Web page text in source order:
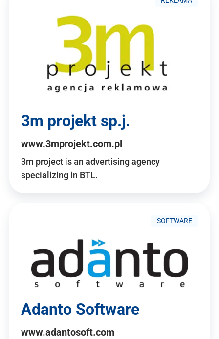
3m projekt sp.j.
www.3mprojekt.com.pl
3m project is an advertising agency
specializing in BTL.
SOFTWARE
Adanto Software
www.adantosoft.com